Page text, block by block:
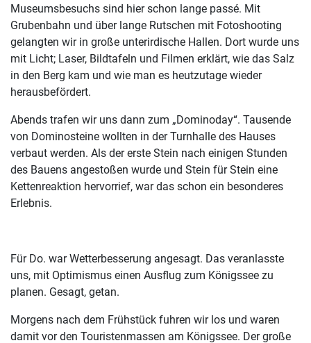
Museumsbesuchs sind hier schon lange passé. Mit
Grubenbahn und über lange Rutschen mit Fotoshooting
gelangten wir in große unterirdische Hallen. Dort wurde uns
mit Licht; Laser, Bildtafeln und Filmen erklärt, wie das Salz
in den Berg kam und wie man es heutzutage wieder
herausbefördert.
Abends trafen wir uns dann zum „Dominoday“. Tausende
von Dominosteine wollten in der Turnhalle des Hauses
verbaut werden. Als der erste Stein nach einigen Stunden
des Bauens angestoßen wurde und Stein für Stein eine
Kettenreaktion hervorrief, war das schon ein besonderes
Erlebnis.
Für Do. war Wetterbesserung angesagt. Das veranlasste
uns, mit Optimismus einen Ausflug zum Königssee zu
planen. Gesagt, getan.
Morgens nach dem Frühstück fuhren wir los und waren
damit vor den Touristenmassen am Königssee. Der große